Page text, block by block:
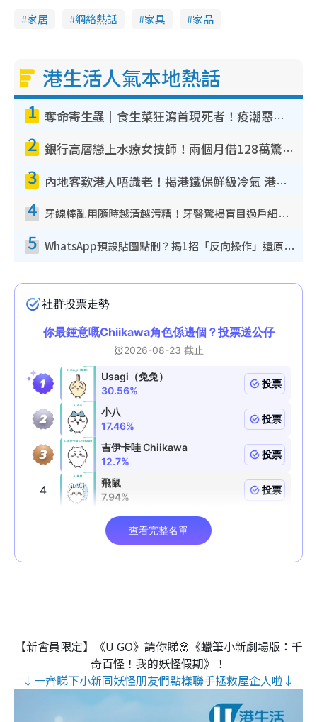
家居 網絡熱話 家具 家品
港生活人氣本地熱話
1 奪命寄生蟲｜食生菜狂瀉首現死者！疫潮惡化錄1.8萬宗病例 揭洗菜3大謬誤
2 銀行高層戀上水療女技師！兩個月借128萬驚覺「沉船」沉落火海 揭背後疑似邪教操控賣淫
3 內地客歎港人唔識老！揭港鐵保鮮級冷氣 港人求放過：咪投訴
4 牙線棒亂用隨時越清越污糟！牙醫驚揭盲目過戶細菌恐致蛀牙：呢種先係日常真保養
5 WhatsApp預設貼圖點刪？揭1招「反向操作」還原簡潔介面 附3步實測教學
【新會員限定】《U GO》請你睇👹《蠟筆小新劇場版：千
奇百怪！我的妖怪假期》！
↓一齊睇下小新同妖怪朋友們點樣聯手拯救屋企人啦↓